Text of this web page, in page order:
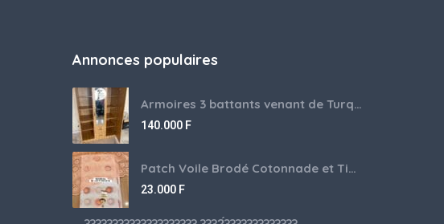
Annonces populaires
Armoires 3 battants venant de Turquie disponibles
140.000 F
Patch Voile Brodé Cotonnade et Tinu Minu de l’Inde ???????? ????
23.000 F